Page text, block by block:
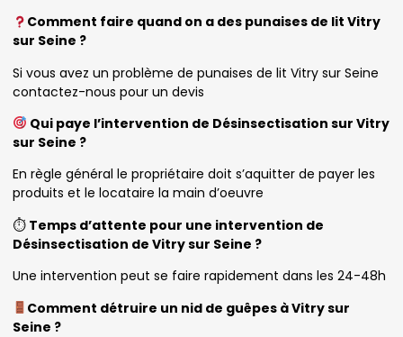
Comment faire quand on a des punaises de lit Vitry
sur Seine ?
Si vous avez un problème de punaises de lit Vitry sur Seine
contactez-nous pour un devis
Qui paye l’intervention de Désinsectisation sur Vitry
sur Seine ?
En règle général le propriétaire doit s’aquitter de payer les
produits et le locataire la main d’oeuvre
⏱ Temps d’attente pour une intervention de
Désinsectisation de Vitry sur Seine ?
Une intervention peut se faire rapidement dans les 24-48h
Comment détruire un nid de guêpes à Vitry sur
Seine ?